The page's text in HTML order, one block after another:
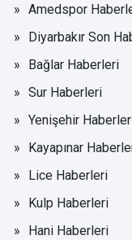
Amedspor
Diyarbakır Son
Bağlar Haberleri
Sur Haberleri
Yenişehir
Kayapınar
Lice Haberleri
Kulp Haberleri
Hani Haberleri